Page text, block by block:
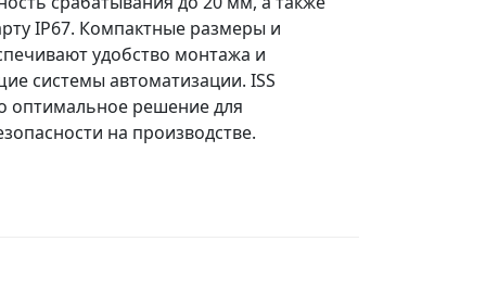
IP67. Компактные размеры и
удобство монтажа и
системы автоматизации. ISS
оптимальное решение для
на производстве.